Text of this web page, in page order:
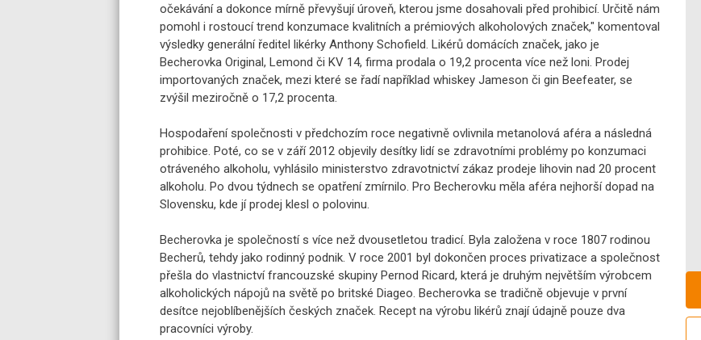
očekávání a dokonce mírně převyšují úroveň, kterou jsme dosahovali před prohibicí. Určitě nám
pomohl i rostoucí trend konzumace kvalitních a prémiových alkoholových značek," komentoval
výsledky generální ředitel likérky Anthony Schofield. Likérů domácích značek, jako je
Becherovka Original, Lemond či KV 14, firma prodala o 19,2 procenta více než loni. Prodej
importovaných značek, mezi které se řadí například whiskey Jameson či gin Beefeater, se
zvýšil meziročně o 17,2 procenta.
Hospodaření společnosti v předchozím roce negativně ovlivnila metanolová aféra a následná
prohibice. Poté, co se v září 2012 objevily desítky lidí se zdravotními problémy po konzumaci
otráveného alkoholu, vyhlásilo ministerstvo zdravotnictví zákaz prodeje lihovin nad 20 procent
alkoholu. Po dvou týdnech se opatření zmírnilo. Pro Becherovku měla aféra nejhorší dopad na
Slovensku, kde jí prodej klesl o polovinu.
Becherovka je společností s více než dvousetletou tradicí. Byla založena v roce 1807 rodinou
Becherů, tehdy jako rodinný podnik. V roce 2001 byl dokončen proces privatizace a společnost
přešla do vlastnictví francouzské skupiny Pernod Ricard, která je druhým největším výrobcem
alkoholických nápojů na světě po britské Diageo. Becherovka se tradičně objevuje v první
desítce nejoblíbenějších českých značek. Recept na výrobu likérů znají údajně pouze dva
pracovníci výroby.